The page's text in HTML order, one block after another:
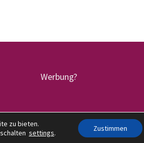
Werbung?
undBam
zu bieten.
settings. Zustimmen